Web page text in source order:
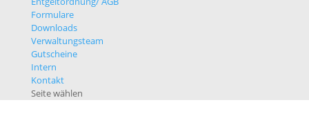
Formulare
Downloads
Verwaltungsteam
Gutscheine
Intern
Kontakt
Seite wählen